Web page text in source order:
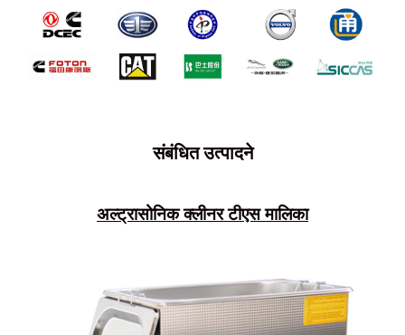
संबंधित उत्पादने
अल्ट्रासोनिक क्लीनर टीएस मालिका